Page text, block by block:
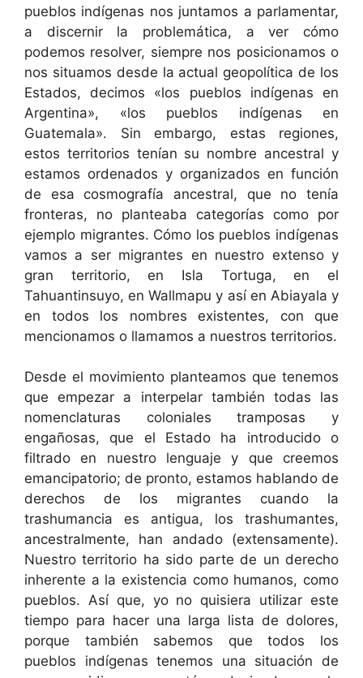
pueblos indígenas nos juntamos a parlamentar,
a discernir la problemática, a ver cómo
podemos resolver, siempre nos posicionamos o
nos situamos desde la actual geopolítica de los
Estados, decimos «los pueblos indígenas en
Argentina», «los pueblos indígenas en
Guatemala». Sin embargo, estas regiones,
estos territorios tenían su nombre ancestral y
estamos ordenados y organizados en función
de esa cosmografía ancestral, que no tenía
fronteras, no planteaba categorías como por
ejemplo migrantes. Cómo los pueblos indígenas
vamos a ser migrantes en nuestro extenso y
gran territorio, en Isla Tortuga, en el
Tahuantinsuyo, en Wallmapu y así en Abiayala y
en todos los nombres existentes, con que
mencionamos o llamamos a nuestros territorios.
Desde el movimiento planteamos que tenemos
que empezar a interpelar también todas las
nomenclaturas coloniales tramposas y
engañosas, que el Estado ha introducido o
filtrado en nuestro lenguaje y que creemos
emancipatorio; de pronto, estamos hablando de
derechos de los migrantes cuando la
trashumancia es antigua, los trashumantes,
ancestralmente, han andado (extensamente).
Nuestro territorio ha sido parte de un derecho
inherente a la existencia como humanos, como
pueblos. Así que, yo no quisiera utilizar este
tiempo para hacer una larga lista de dolores,
porque también sabemos que todos los
pueblos indígenas tenemos una situación de